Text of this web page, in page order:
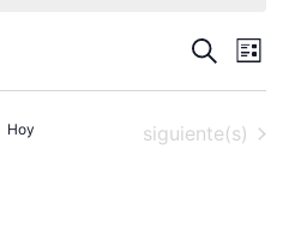
de
Buscar
de
Lista
Hoy Eventos
siguiente(s)